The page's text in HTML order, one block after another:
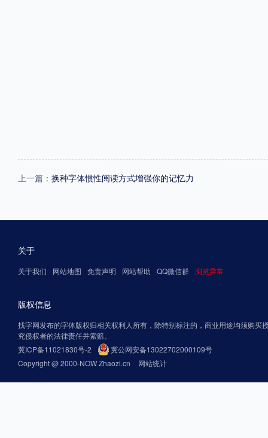
上一篇： 换种字体惯性阅读方式增强你的记忆力
关于
关于我们 网站地图 免责声明 网站帮助 QQ微信群 浏览异常
版权信息
找字网发布的字体版权归相关权利人所有，除特别标注的，商业用途均须购买
究侵权者的法律责任并索赔。
冀ICP备11021830号-2
冀公网安备13022702000109号
Copyright @ 2000-NOW Zhaozi.cn
网站统计